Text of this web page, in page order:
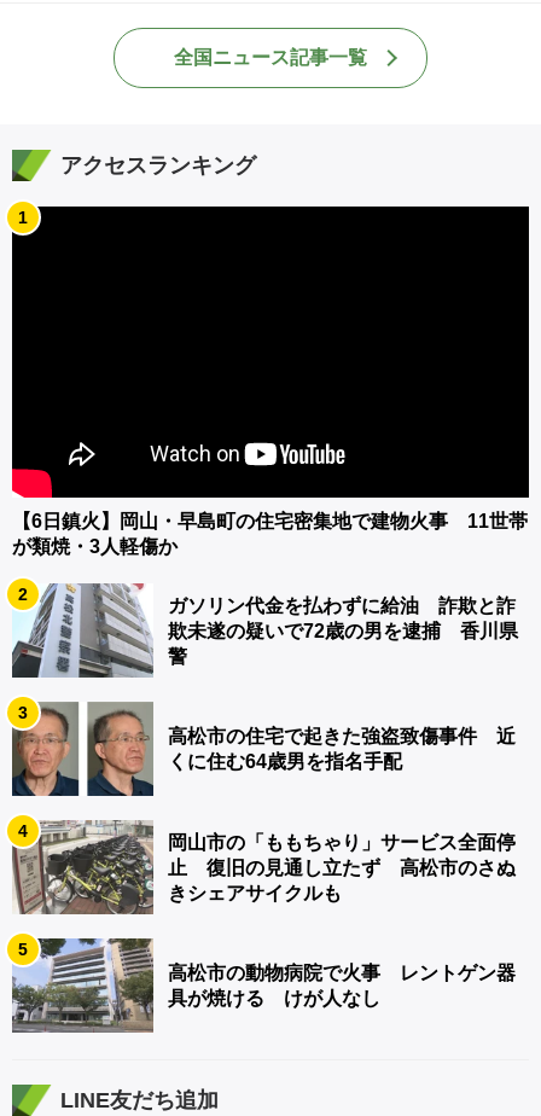
全国ニュース記事一覧
アクセスランキング
1
【6日鎮火】岡山・早島町の住宅密集地で建物火事 11世帯
が類焼・3人軽傷か
2
ガソリン代金を払わずに給油 詐欺と詐
欺未遂の疑いで72歳の男を逮捕 香川県
警
3
高松市の住宅で起きた強盗致傷事件 近
くに住む64歳男を指名手配
4
岡山市の「ももちゃり」サービス全面停
止 復旧の見通し立たず 高松市のさぬ
きシェアサイクルも
5
高松市の動物病院で火事 レントゲン器
具が焼ける けが人なし
LINE友だち追加